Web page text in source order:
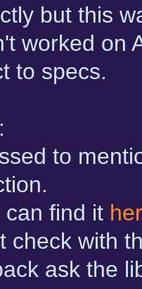
but this
worked on
to specs.
to
can find it
check with
ask the